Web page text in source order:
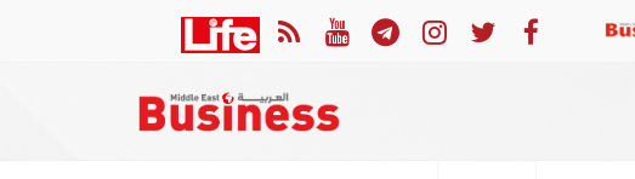
إعادة فتح مضيق هرمز مرهونة بقبول واشنطن الكامل لشروط طهران